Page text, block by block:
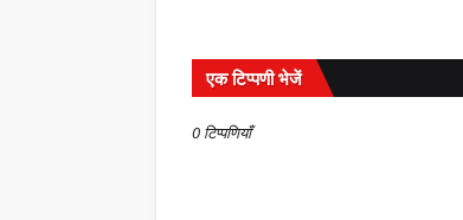
एक टिप्पणी भेजें
0 टिप्पणियाँ